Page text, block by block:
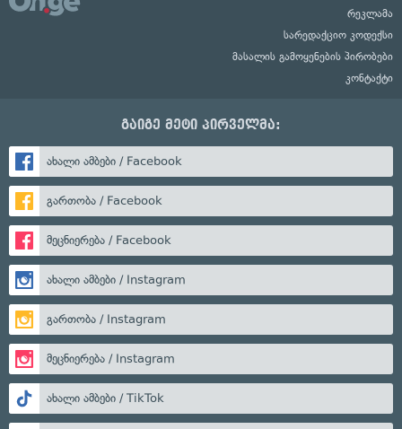
რეკლამა
სარედაქციო კოდექსი
მასალის გამოყენების პირობები
კონტაქტი
გაიგე მეტი პირველმა:
ახალი ამბები / Facebook
გართობა / Facebook
მეცნიერება / Facebook
ახალი ამბები / Instagram
გართობა / Instagram
მეცნიერება / Instagram
ახალი ამბები / TikTok